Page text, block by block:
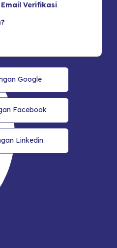
Verifikasi
Google
Facebook
Linkedin